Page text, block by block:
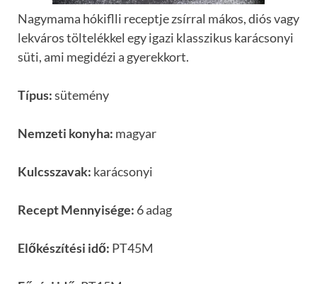
Nagymama hókiflli receptje zsírral mákos, diós vagy
lekváros töltelékkel egy igazi klasszikus karácsonyi
süti, ami megidézi a gyerekkort.
Típus:sütemény
Nemzeti konyha: magyar
Kulcsszavak: karácsonyi
Recept Mennyisége: 6 adag
Előkészítési idő: PT45M